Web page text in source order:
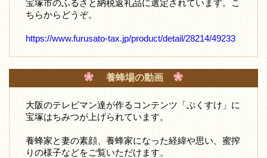
宝塚市のふるさと納税返礼品に選定されています。こ
ちらからどうぞ。
https://www.furusato-tax.jp/product/detail/28214/49233
養蜂場の動画
大阪のテレビマン達が作るコンテンツ「ぷくすけ」に
宝塚はちみつが上げられています。
養蜂家と妻の素顔、養蜂家になった経緯や思い、蜜搾
りの様子などをご覧いただけます。